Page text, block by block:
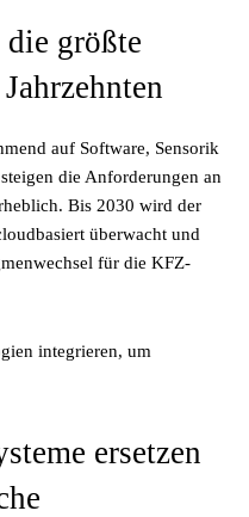
die größte
auf Software, Sensorik
die Anforderungen an
Bis 2030 wird der
überwacht und
für die KFZ-
integrieren, um
ersetzen